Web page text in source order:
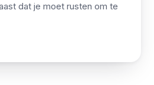
dat je moet rusten om te